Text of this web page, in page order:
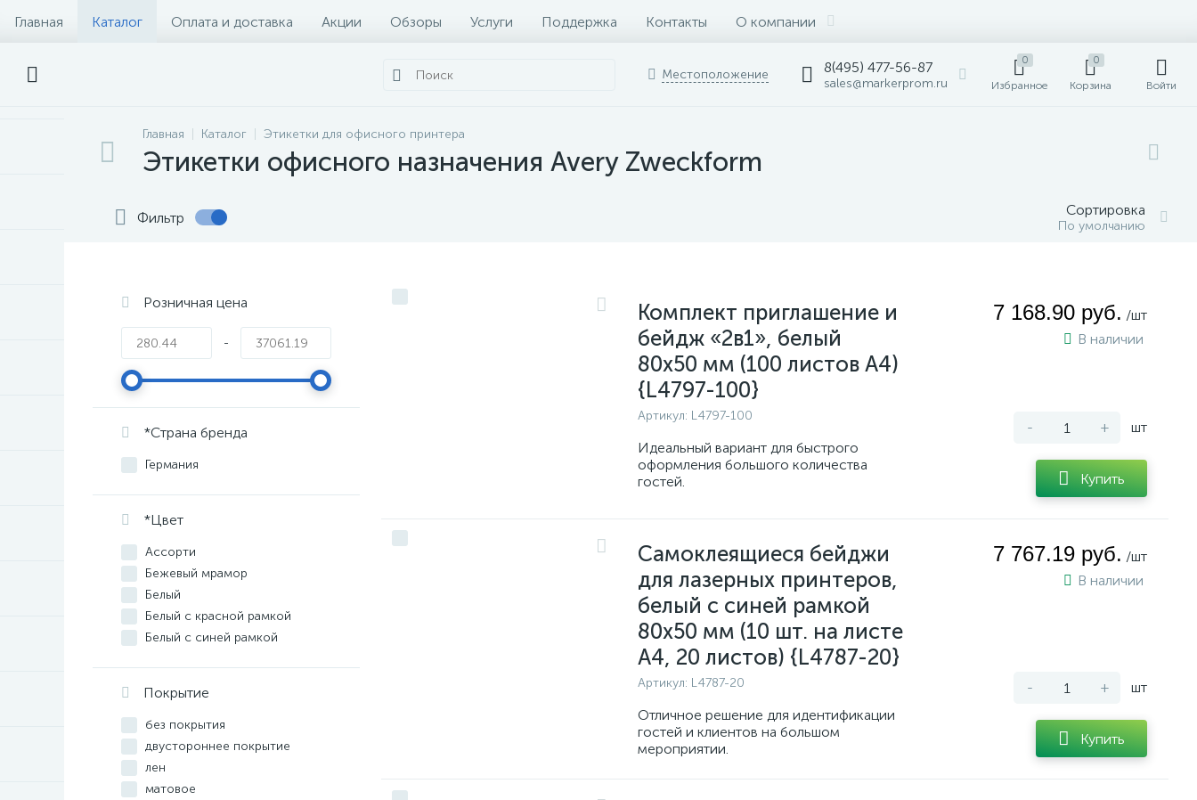
Главная Каталог Оплата и доставка Акции Обзоры Услуги Поддержка Контакты О компании
Местоположение 8(495) 477-56-87
sales@markerprom.ru
0
Избранное
0
Корзина Войти
Главная Каталог Этикетки для офисного принтера
Этикетки офисного назначения Avery Zweckform
Фильтр Сортировка
По умолчанию
Розничная цена
-
*Страна бренда
Германия
*Цвет
Ассорти
Бежевый мрамор
Белый
Белый с красной рамкой
Белый с синей рамкой
Зеленый
Коричневый
Красный
Прозрачный
Серебристый
Покрытие
без покрытия
двустороннее покрытие
лен
матовое
Комплект приглашение и
бейдж «2в1», белый
80x50 мм (100 листов A4)
{L4797-100}
Артикул: L4797-100
Идеальный вариант для быстрого
оформления большого количества
гостей.
7 168.90 руб. /шт
В наличии
- + шт
Купить
Самоклеящиеся бейджи
для лазерных принтеров,
белый с синей рамкой
80x50 мм (10 шт. на листе
A4, 20 листов) {L4787-20}
Артикул: L4787-20
Отличное решение для идентификации
гостей и клиентов на большом
мероприятии.
7 767.19 руб. /шт
В наличии
- + шт
Купить